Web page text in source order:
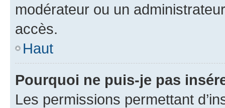
modérateur ou un
accès.
Haut
Pourquoi ne puis-je pas
Les permissions permettant